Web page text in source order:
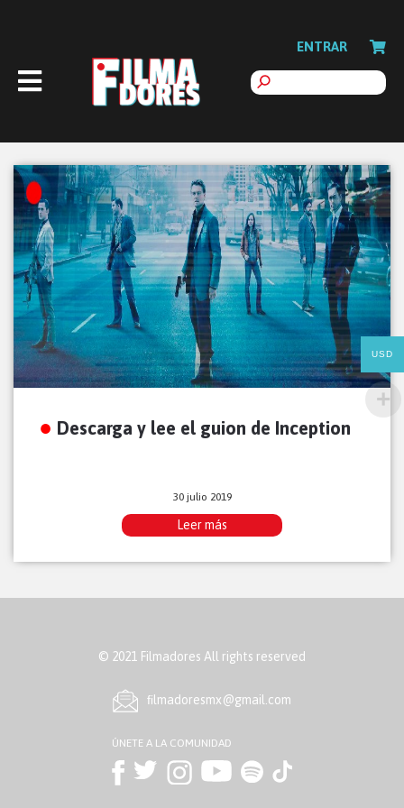
ENTRAR
Descarga y lee el guion de Inception
30 julio 2019
Leer más
© 2021 Filmadores All rights reserved
ﬁlmadoresmx@gmail.com
ÚNETE A LA COMUNIDAD
USD